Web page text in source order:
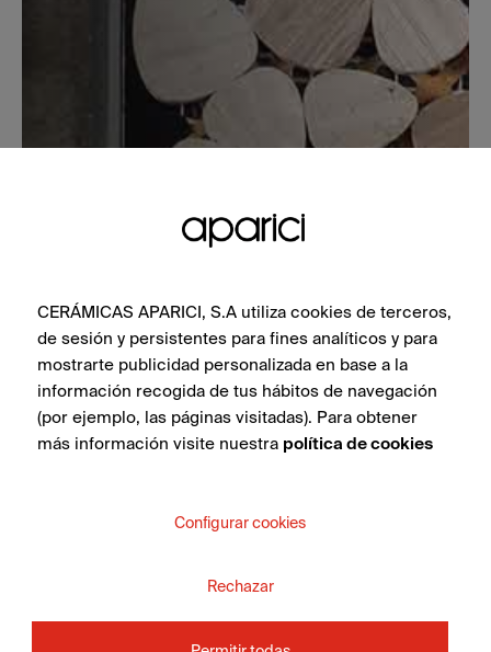
CERÁMICAS APARICI, S.A utiliza cookies de terceros,
de sesión y persistentes para fines analíticos y para
mostrarte publicidad personalizada en base a la
información recogida de tus hábitos de navegación
(por ejemplo, las páginas visitadas). Para obtener
más información visite nuestra política de cookies
Configurar cookies
Rechazar